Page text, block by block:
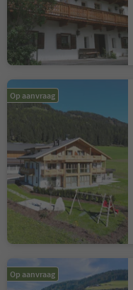
Op aanvraag
Op aanvraag